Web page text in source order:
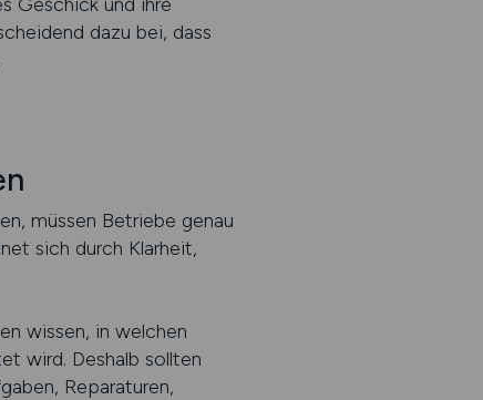
dazu bei, dass
müssen Betriebe genau
sich durch Klarheit,
wissen, in welchen
wird. Deshalb sollten
Reparaturen,